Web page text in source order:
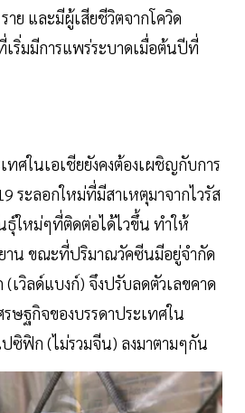
าย และมีผู้เสียชีวิตจากโควิด
ริ่มมีการแพร่ระบาดเมื่อต้นปีที่
ศในเอเชียยังคงต้องเผชิญกับการ
ระลอกใหม่ที่มีสาเหตุมาจากไวรัส
ใหม่ๆที่ติดต่อได้ไวขึ้น ทำให้
าน ขณะที่ปริมาณวัคซีนมีอยู่จำกัด
เวิลด์แบงก์) จึงปรับลดตัวเลขคาด
ษฐกิจของบรรดาประเทศใน
ซิฟิก (ไม่รวมจีน) ลงมาตามๆกัน